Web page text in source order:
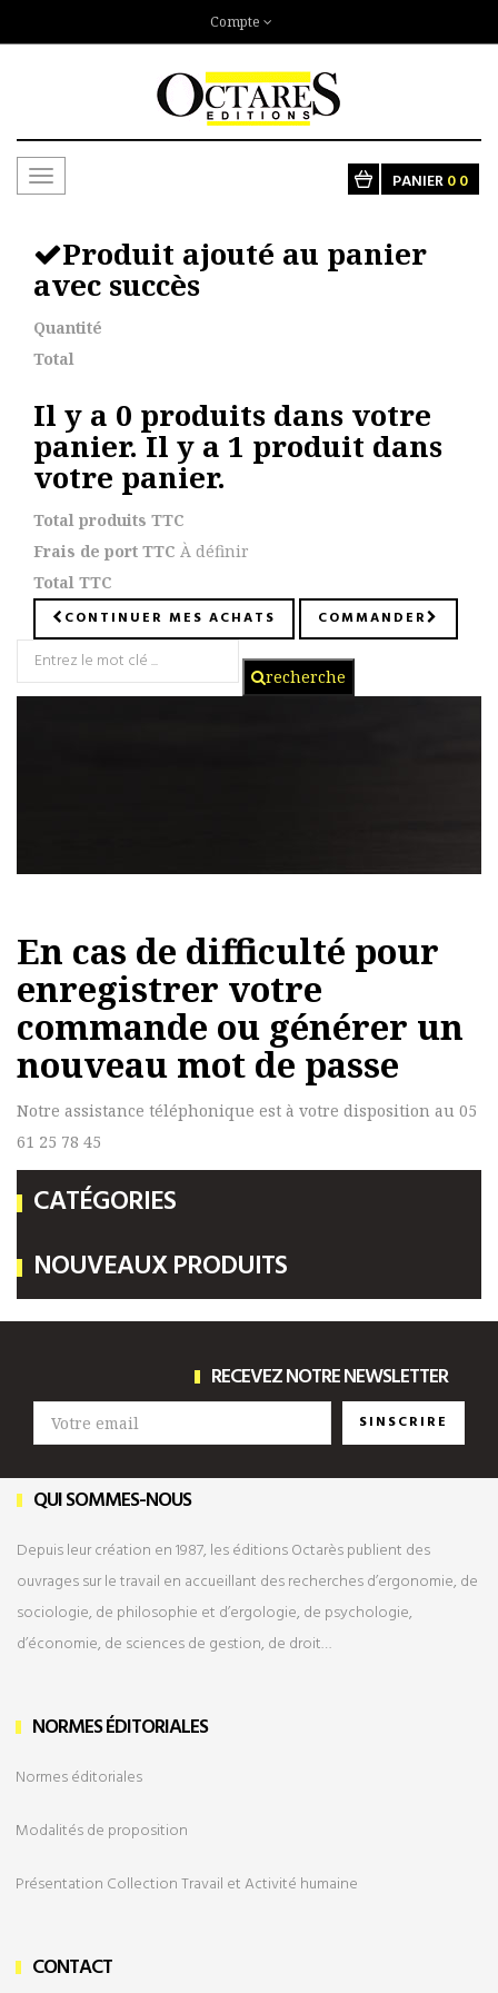
Compte
Toggle
PANIER00
Produit ajouté au panier
avec succès
Quantité
Total
Il y a 0 produits dans votre
panier.Il y a 1 produit dans
votre panier.
Total produits TTC
Frais de port TTC À définir
Total TTC
CONTINUER MES ACHATS COMMANDER
recherche
En cas de difficulté pour
enregistrer votre
commande ou générer un
nouveau mot de passe
Notre assistance téléphonique est à votre disposition au 05
61 25 78 45
CATÉGORIES
NOUVEAUX PRODUITS
RECEVEZ NOTRE NEWSLETTER
SINSCRIRE
QUI SOMMES-NOUS
Depuis leur création en 1987, les éditions Octarès publient des
ouvrages sur le travail en accueillant des recherches d’ergonomie, de
sociologie, de philosophie et d’ergologie, de psychologie,
d’économie, de sciences de gestion, de droit…
NORMES ÉDITORIALES
Normes éditoriales
Modalités de proposition
Présentation Collection Travail et Activité humaine
CONTACT